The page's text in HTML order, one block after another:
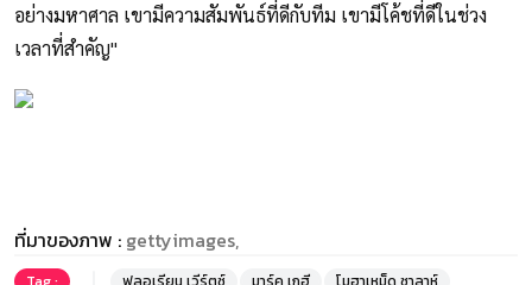
อย่างมหาศาล เขามีความสัมพันธ์ที่ดีกับทีม เขามีโค้ชที่ดีในช่วง
เวลาที่สำคัญ"
ที่มาของภาพ : gettyimages,